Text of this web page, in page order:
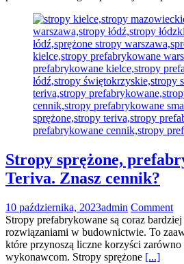
Stropy sprężone,
Teriva. Znasz cennik?
10 października, 2023admin Comment
Stropy prefabrykowane są coraz
rozwiązaniami w budownictwie. To
które przynoszą liczne korzyści
wykonawcom. Stropy sprężone [...]